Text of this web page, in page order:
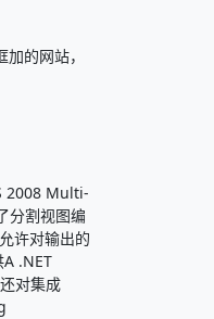
的网站，
2008 Multi-
割视图编
许对输出的
.NET
对集成